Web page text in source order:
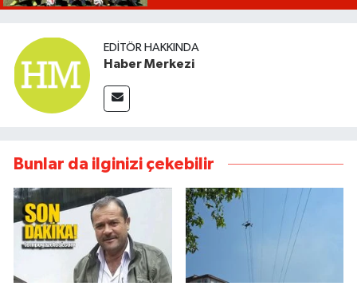
EDITÖR HAKKINDA
Haber Merkezi
Bunlar da ilginizi çekebilir